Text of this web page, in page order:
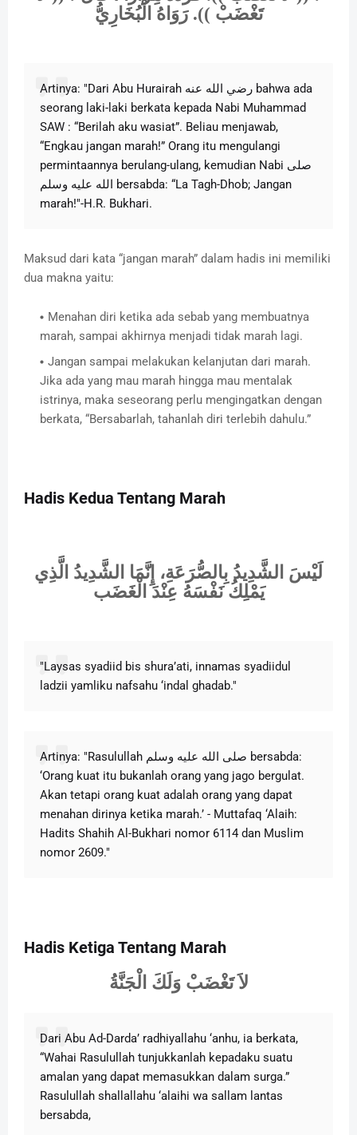
تَغْضَبْ )). رَوَاهُ الْبُخَارِيُّ
Artinya: "Dari Abu Hurairah ‎رضي الله عنه‎‎ bahwa ada
seorang laki-laki berkata kepada Nabi ‎Muhammad
SAW : “Berilah aku wasiat”. Beliau menjawab,
“Engkau jangan marah!” Orang itu mengulangi
permintaannya berulang-ulang, kemudian Nabi ‎صلى
الله عليه وسلم bersabda: “La Tagh-Dhob; Jangan
marah!"-H.R. Bukhari.
Maksud dari kata “jangan marah” dalam hadis ini memiliki
dua makna yaitu:
Menahan diri ketika ada sebab yang membuatnya
marah, sampai akhirnya menjadi tidak marah lagi.
Jangan sampai melakukan kelanjutan dari marah.
Jika ada yang mau marah hingga mau mentalak
istrinya, maka seseorang perlu mengingatkan dengan
berkata, “Bersabarlah, tahanlah diri terlebih dahulu.”
Hadis Kedua Tentang Marah
لَيْسَ الشَّدِيدُ بِالصُّرَعَةِ، إِنَّمَا الشَّدِيدُ الَّذِي
يَمْلِكُ نَفْسَهُ عِنْدَ الْغَضَب
"Laysas syadiid bis shura’ati, innamas syadiidul
ladzii yamliku nafsahu ‘indal ghadab."
Artinya: "Rasulullah صلى الله عليه وسلم bersabda:
‘Orang kuat itu bukanlah orang yang jago bergulat.
Akan tetapi orang kuat adalah orang yang dapat
menahan dirinya ketika marah.’ - Muttafaq ‘Alaih:
Hadits Shahih Al-Bukhari nomor 6114 dan Muslim
nomor 2609."
Hadis Ketiga Tentang Marah
لاَ تَغْضَبْ وَلَكَ الْجَنَّةُ
Dari Abu Ad-Darda’ radhiyallahu ‘anhu, ia berkata,
“Wahai Rasulullah tunjukkanlah kepadaku suatu
amalan yang dapat memasukkan dalam surga.”
Rasulullah shallallahu ‘alaihi wa sallam lantas
bersabda,